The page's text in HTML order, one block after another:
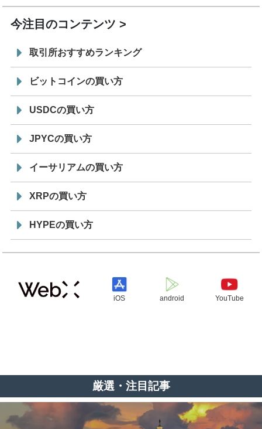
今注目のコンテンツ
取引所おすすめランキング
ビットコインの買い方
USDCの買い方
JPYCの買い方
イーサリアムの買い方
XRPの買い方
HYPEの買い方
iOS android YouTube
厳選・注目記事